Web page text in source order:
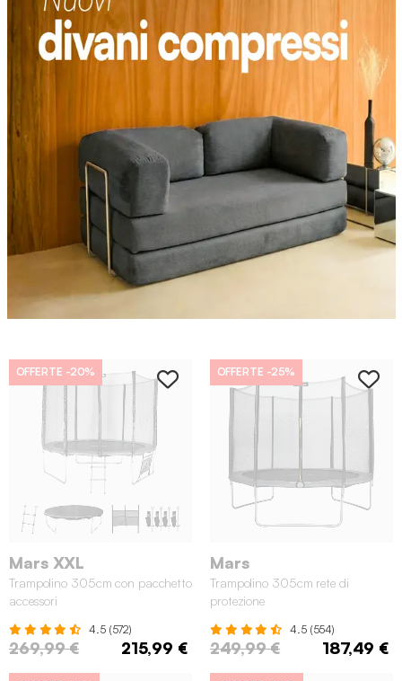
OFFERTE -20%
Mars XXL
Trampolino 305cm con pacchetto
accessori
4.5 (572)
269,99 € 215,99 €
OFFERTE -25%
Mars
Trampolino 305cm rete di
protezione
4.5 (554)
249,99 € 187,49 €